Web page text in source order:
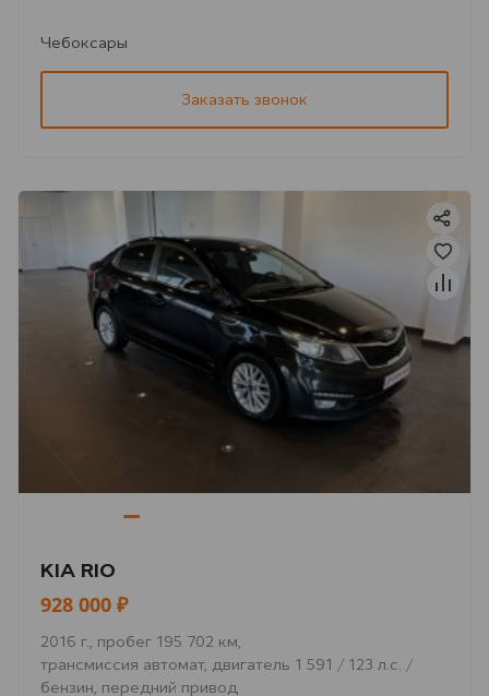
Чебоксары
Заказать звонок
KIA RIO
928 000 ₽
2016 г., пробег 195 702 км,
трансмиссия автомат, двигатель 1 591 / 123 л.с. /
бензин, передний привод